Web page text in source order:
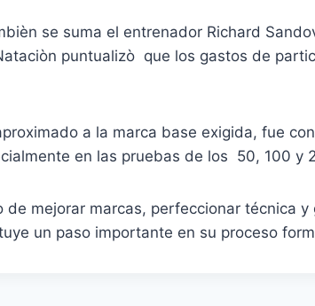
se suma el entrenador Richard
puntualizò que los gastos de
a la marca base exigida, fue
en las pruebas de los 50, 100 y
de mejorar marcas, perfeccionar técnica
un paso importante en su proceso